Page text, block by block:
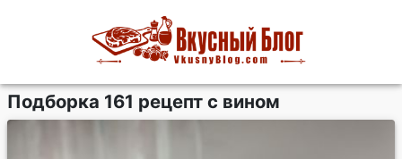
Подборка 161 рецепт с вином